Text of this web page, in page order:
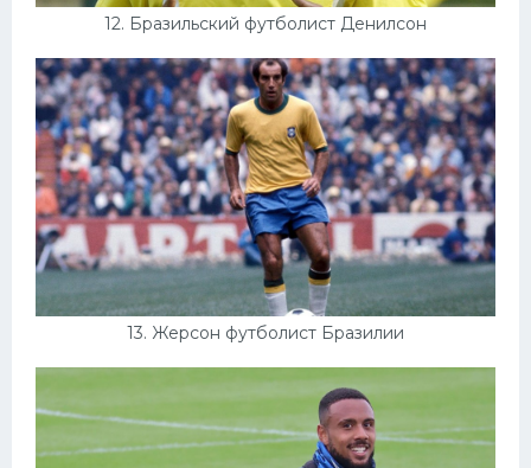
12. Бразильский футболист Денилсон
13. Жерсон футболист Бразилии